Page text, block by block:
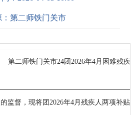
第二师铁门关市
第二师铁门关市24团2026年4月困难残疾
监督，现将团2026年4月残疾人两项补贴